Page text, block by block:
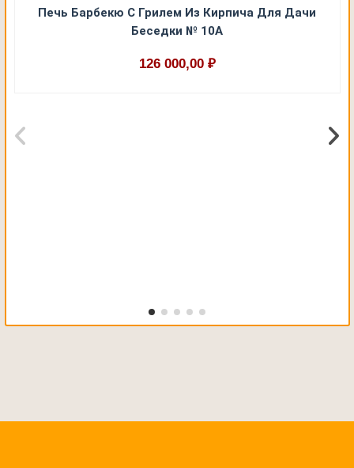
Печь Барбекю С Грилем Из Кирпича Для Дачи
Беседки № 10А
126 000,00 ₽